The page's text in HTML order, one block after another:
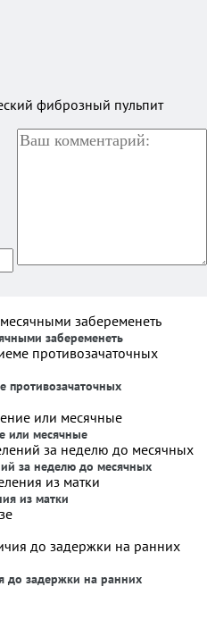
фиброзный пульпит
забеременеть
противозачаточных
или месячные
за неделю до месячных
из матки
до задержки на ранних